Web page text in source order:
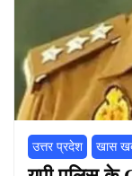
उत्तर प्रदेश खास